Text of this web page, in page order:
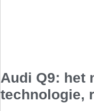
Audi Q9: het
technologie,